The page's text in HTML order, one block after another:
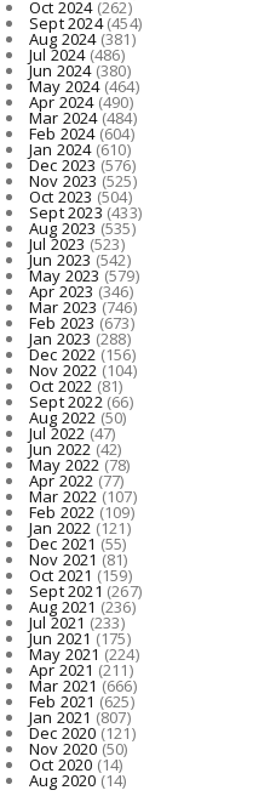
Oct 2024(262)
Sept 2024(454)
Aug 2024(381)
Jul 2024(486)
Jun 2024(380)
May 2024(464)
Apr 2024(490)
Mar 2024(484)
Feb 2024(604)
Jan 2024(610)
Dec 2023(576)
Nov 2023 (525)
Oct 2023 (504)
Sept 2023 (433)
Aug 2023 (535)
Jul 2023 (523)
Jun 2023(542)
May 2023(579)
Apr 2023 (346)
Mar 2023 (746)
Feb 2023 (673)
Jan 2023 (288)
Dec 2022(156)
Nov 2022 (104)
Oct 2022 (81)
Sept 2022(66)
Aug 2022 (50)
Jul 2022 (47)
Jun 2022(42)
May 2022(78)
Apr 2022 (77)
Mar 2022(107)
Feb 2022 (109)
Jan 2022 (121)
Dec 2021 (55)
Nov 2021 (81)
Oct 2021 (159)
Sept 2021 (267)
Aug 2021 (236)
Jul 2021 (233)
Jun 2021(175)
May 2021(224)
Apr 2021 (211)
Mar 2021 (666)
Feb 2021 (625)
Jan 2021 (807)
Dec 2020(121)
Nov 2020 (50)
Oct 2020 (14)
Aug 2020(14)